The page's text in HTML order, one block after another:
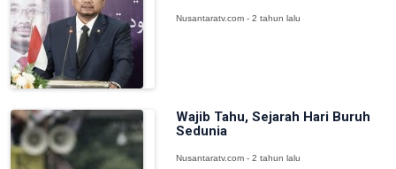
Nusantaratv.com - 2 tahun lalu
Wajib Tahu, Sejarah Hari Buruh
Sedunia
Nusantaratv.com - 2 tahun lalu